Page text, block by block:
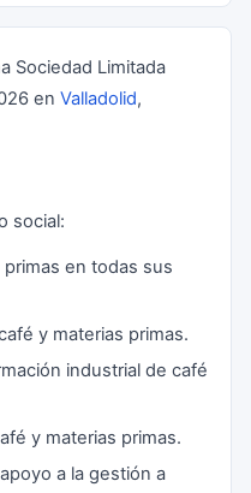
Sociedad Limitada
en Valladolid,
social:
en todas sus
y materias primas.
industrial de café
y materias primas.
a la gestión a